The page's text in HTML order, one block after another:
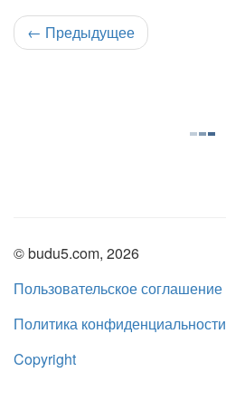
← Предыдущее
© budu5.com, 2026
Пользовательское соглашение
Политика конфиденциальности
Copyright